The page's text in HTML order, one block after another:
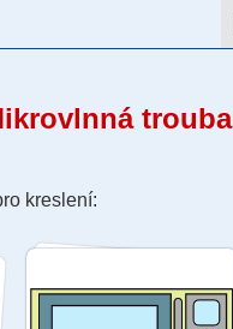
trouba
kreslení: